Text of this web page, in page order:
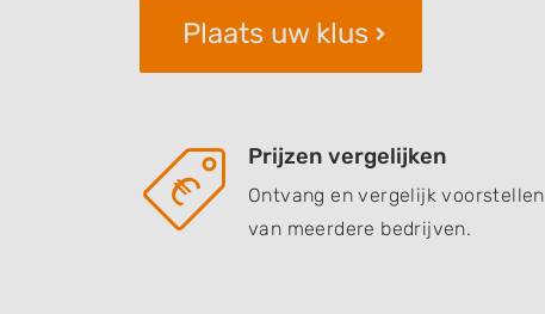
Plaats uw klus
Prijzen vergelijken
Ontvang en vergelijk voorstellen
van meerdere bedrijven.